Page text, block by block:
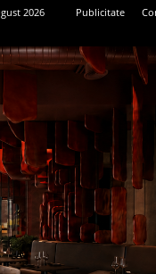
2026 Publicitate